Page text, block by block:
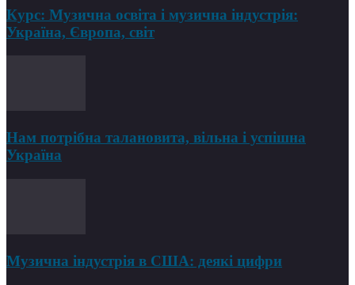
Курс: Музична освіта і музична індустрія:
Україна, Європа, світ
Нам потрібна талановита, вільна і успішна
Україна
Музична індустрія в США: деякі цифри